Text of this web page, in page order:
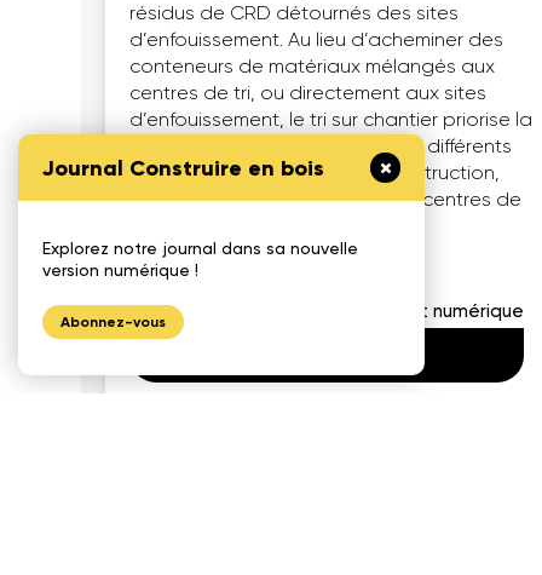
Journal Construire en bois
Explorez notre journal dans sa nouvelle
version numérique !
Abonnez-vous
résidus de CRD détournés des sites
d’enfouissement. Au lieu d’acheminer des
conteneurs de matériaux mélangés aux
centres de tri, ou directement aux sites
d’enfouissement, le tri sur chantier priorise la
séparation de ces résidus dans différents
contenants au chantier de construction,
avant de les acheminer vers les centres de
Format numérique